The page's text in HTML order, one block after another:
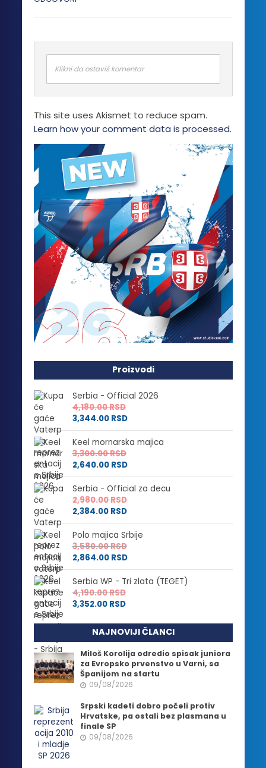
Klikni da ostaviš komentar
This site uses Akismet to reduce spam.
Learn how your comment data is processed.
Proizvodi
Serbia - Official 2026
4,180.00RSD
3,344.00 RSD
Keel mornarska majica
3,300.00RSD
2,640.00 RSD
Serbia - Official za decu
2,980.00RSD
2,384.00 RSD
Polo majica Srbije
3,580.00RSD
2,864.00 RSD
Serbia WP - Tri zlata (TEGET)
4,190.00RSD
3,352.00 RSD
NAJNOVIJI ČLANCI
Miloš Korolija odredio spisak juniora
za Evropsko prvenstvo u Varni, sa
Španijom na startu
09/08/2026
Srpski kadeti dobro počeli protiv
Hrvatske, pa ostali bez plasmana u
finale SP
09/08/2026